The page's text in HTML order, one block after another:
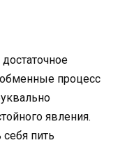
процесс
явления.
себя пить